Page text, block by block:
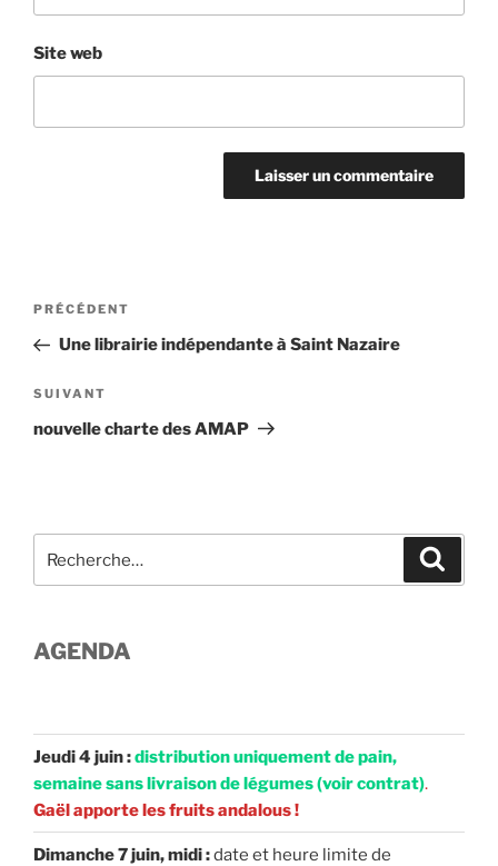
Site web
Navigation
l’article
Article
précédent
PRÉCÉDENT
Une librairie indépendante à Saint Nazaire
Article
suivant
SUIVANT
nouvelle charte des AMAP
pour
AGENDA
Jeudi 4 juin :distribution uniquement de pain,
semaine sans livraison de légumes (voir contrat).
Gaël apporte les fruits andalous !
Dimanche 7 juin, midi :date et heure limite de